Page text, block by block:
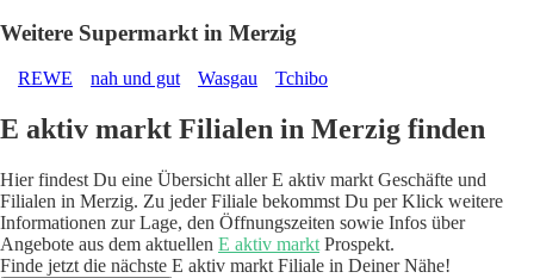
Weitere Supermarkt in Merzig
REWE nah und gut Wasgau Tchibo
E aktiv markt Filialen in Merzig finden
Hier findest Du eine Übersicht aller E aktiv markt Geschäfte und
Filialen in Merzig. Zu jeder Filiale bekommst Du per Klick weitere
Informationen zur Lage, den Öffnungszeiten sowie Infos über
Angebote aus dem aktuellen E aktiv markt Prospekt.
Finde jetzt die nächste E aktiv markt Filiale in Deiner Nähe!